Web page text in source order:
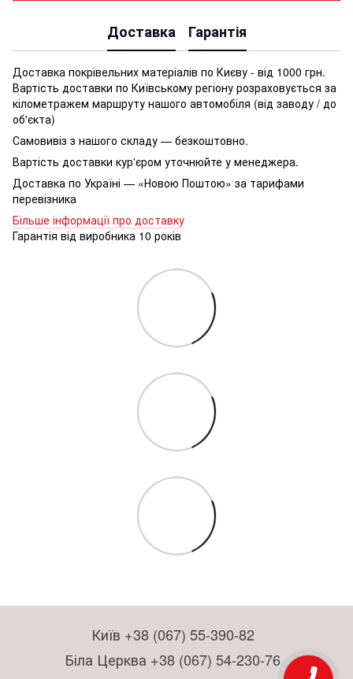
Доставка Гарантія
Доставка покрівельних матеріалів по Києву - від 1000 грн.
Вартість доставки по Київському регіону розраховується за
кілометражем маршруту нашого автомобіля (від заводу / до
об'єкта)
Самовивіз з нашого складу — безкоштовно.
Вартість доставки кур'єром уточнюйте у менеджера.
Доставка по Україні — «Новою Поштою» за тарифами
перевізника
Більше інформації про доставку
Гарантія від виробника 10 років
Київ +38 (067) 55-390-82
Біла Церква +38 (067) 54-230-76